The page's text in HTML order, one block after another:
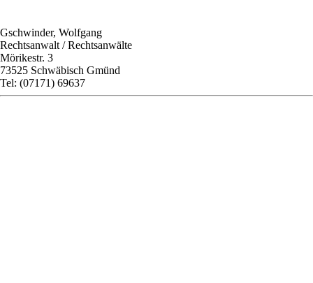
Gschwinder, Wolfgang
Rechtsanwalt / Rechtsanwälte
Mörikestr. 3
73525 Schwäbisch Gmünd
Tel: (07171) 69637